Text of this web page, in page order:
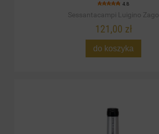
4.8
Sessantacampi Luigino Zago
121,00 zł
do koszyka